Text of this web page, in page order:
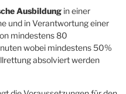
Ausbildung in einer
und in Verantwortung einer
mindestens 80
wobei mindestens 50%
absolviert werden